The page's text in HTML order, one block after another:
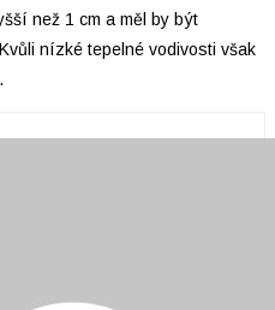
než 1 cm a měl by být
nízké tepelné vodivosti však